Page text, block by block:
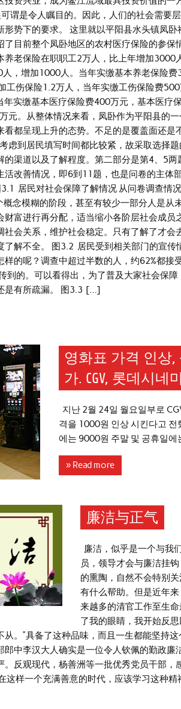
谓是令人瞩目的。因此，人们的社会需要
势下的要求。 这里就以平阳县水头镇凤
了目前整个凤卧地区的农村医疗保险的参
养老保险在职职工2万人，比上年增加
，增加1000人。当年实缴基本养老保险
工伤保险1.2万人，当年实缴工伤保险费
实缴基本医疗保险费400万元，基本医疗
元。从整体情况来看，凤卧作为平阳县的
看都呈现上升的态势。不足的是覆盖面还
虑到居民填写时间都比较紧，故采取选择
渠道以及了解程度。第二部分是第4、5
活改善情况，即6到11题，也是问卷的主体
居民对社会保障了解情况 从问卷调查情
念模糊的阶段，甚至有较少一部分人是
富进行再分配，适当缩小各阶层社会成
会关系，维护社会稳定。只有了解了才
了解不全。 图3.2 居民受到相关部门的宣
的呢？调查中超过半数的人，约62%都接
到的。可以看得出，为了普及大家社会保
是有所疏漏。 图3.3 […]
영화표 가격 인상
가. CGV, 롯데시
지난 2월 24일 월요일부로
격을 1000원 인상 시킨다고
에는 9000원 주말 및 공휴일
» Read more
廉洁与正气
廉洁，似乎是一个与我
员，领导才会与廉洁挂
的熏陶，自然不会特别
有什么帮助。但是近年
来越多的清官工作至生
了我的眼睛，我开始反
。”具备了这种品味，而且一生都能坚持
郎中李汉大人确实是一位令人钦佩的勤政
反观现代，杨善洲等一批优秀党员干部
这样一个充满善意的时代，应该学习这种